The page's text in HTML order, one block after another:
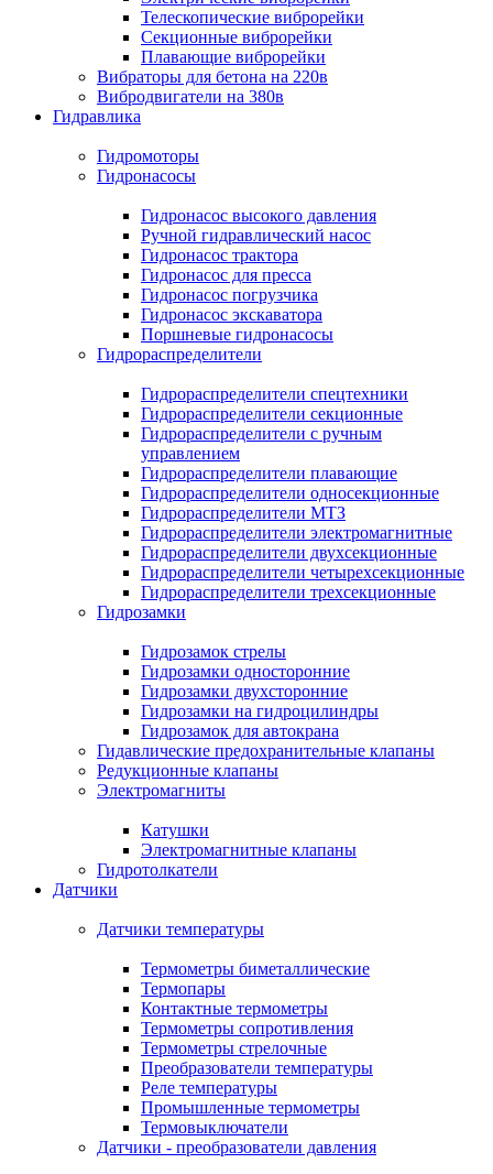
Телескопические виброрейки
Секционные виброрейки
Плавающие виброрейки
Вибраторы для бетона на 220в
Вибродвигатели на 380в
Гидравлика
Гидромоторы
Гидронасосы
Гидронасос высокого давления
Ручной гидравлический насос
Гидронасос трактора
Гидронасос для пресса
Гидронасос погрузчика
Гидронасос экскаватора
Поршневые гидронасосы
Гидрораспределители
Гидрораспределители спецтехники
Гидрораспределители секционные
Гидрораспределители с ручным
управлением
Гидрораспределители плавающие
Гидрораспределители односекционные
Гидрораспределители МТЗ
Гидрораспределители электромагнитные
Гидрораспределители двухсекционные
Гидрораспределители четырехсекционные
Гидрораспределители трехсекционные
Гидрозамки
Гидрозамок стрелы
Гидрозамки односторонние
Гидрозамки двухсторонние
Гидрозамки на гидроцилиндры
Гидрозамок для автокрана
Гидавлические предохранительные клапаны
Редукционные клапаны
Электромагниты
Катушки
Электромагнитные клапаны
Гидротолкатели
Датчики
Датчики температуры
Термометры биметаллические
Термопары
Контактные термометры
Термометры сопротивления
Термометры стрелочные
Преобразователи температуры
Реле температуры
Промышленные термометры
Термовыключатели
Датчики - преобразователи давления